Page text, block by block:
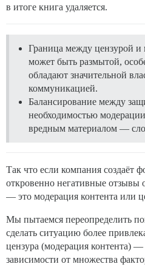
в итоге книга удаляется.
Граница между цензурой и
может быть размытой,
обладают значительной
коммуникацией.
Балансирование между
необходимостью
вредным материалом —
Так что если компания создаёт
откровенно негативные отзывы
— это модерация контента или
Мы пытаемся переопределить
сделать ситуацию более
цензура (модерация контента)
зависимости от множества